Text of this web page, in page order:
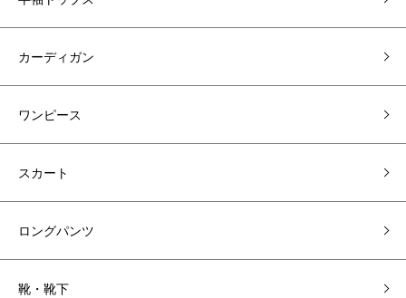
カーディガン
ワンピース
スカート
ロングパンツ
靴・靴下